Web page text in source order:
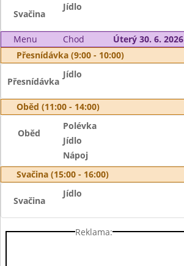
Svačina
Jídlo
Menu Chod
Úterý 30. 6. 2026
Přesnídávka (9:00 - 10:00)
Přesnídávka
Jídlo
Oběd (11:00 - 14:00)
Oběd
Polévka
Jídlo
Nápoj
Svačina (15:00 - 16:00)
Svačina
Jídlo
Reklama: